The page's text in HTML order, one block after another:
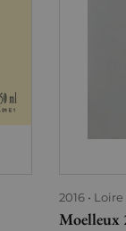
2016 Loire
Moelleux